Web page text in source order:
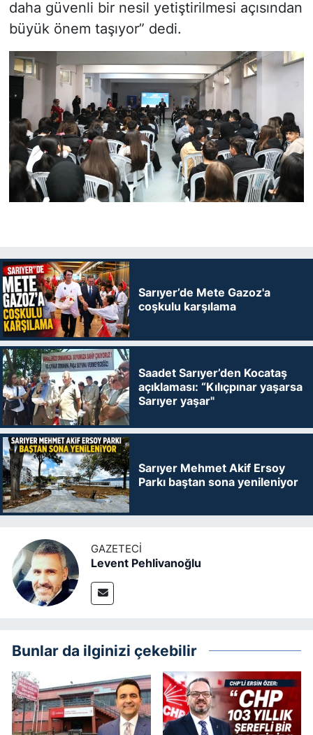
daha güvenli bir nesil yetiştirilmesi açısından
büyük önem taşıyor” dedi.
Sarıyer’de Mete Gazoz'a
coşkulu karşılama
Saadet Sarıyer’den Kocataş
açıklaması: “Kılıçpınar yaşarsa
Sarıyer yaşar"
Sarıyer Mehmet Akif Ersoy
Parkı baştan sona yenileniyor
GAZETECI
Levent Pehlivanoğlu
Bunlar da ilginizi çekebilir